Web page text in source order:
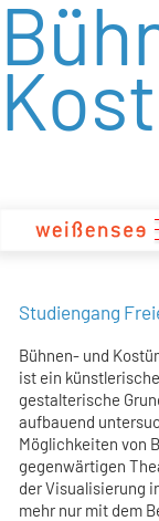
zum
Inhalt
Studiengang
Bühnen- und
ist ein
gestalterische
aufbauend
Möglichkeiten von
gegenwärtigen
der Visualisierung
mehr nur mit dem